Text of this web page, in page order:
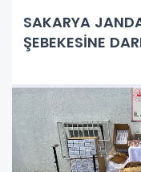
SAKARYA
ŞEBEKESİNE